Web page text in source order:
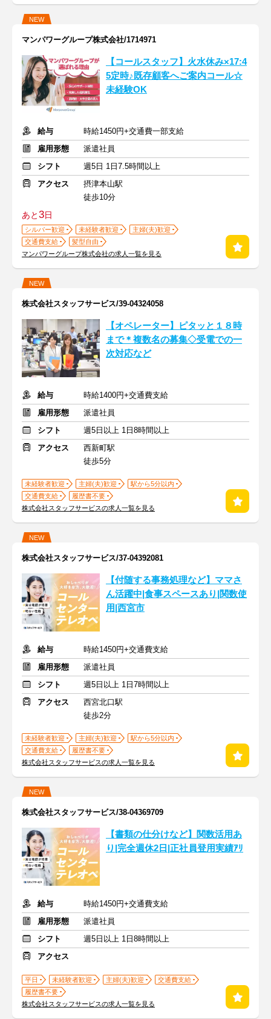
NEW
マンパワーグループ株式会社/1714971
【コールスタッフ】火水休み×17:4
5定時♪既存顧客へご案内コール☆
未経験OK
給与
時給1450円+交通費一部支給
雇用形態
派遣社員
シフト
週5日 1日7.5時間以上
アクセス
摂津本山駅
徒歩10分
あと3日
シルバー歓迎 未経験者歓迎
主婦(夫)歓迎
交通費支給
髪型自由
マンパワーグループ株式会社の求人一覧を見る
NEW
株式会社スタッフサービス/39-04324058
【オペレーター】ピタッと１８時
まで＊複数名の募集◇受電での一
次対応など
給与
時給1400円+交通費支給
雇用形態
派遣社員
シフト
週5日以上 1日8時間以上
アクセス
西新町駅
徒歩5分
未経験者歓迎 主婦(夫)歓迎
駅から5分以内
交通費支給
履歴書不要
株式会社スタッフサービスの求人一覧を見る
NEW
株式会社スタッフサービス/37-04392081
【付随する事務処理など】ママさ
ん活躍中|食事スペースあり|関数使
用|西宮市
給与
時給1450円+交通費支給
雇用形態
派遣社員
シフト
週5日以上 1日7時間以上
アクセス
西宮北口駅
徒歩2分
未経験者歓迎 主婦(夫)歓迎
駅から5分以内
交通費支給
履歴書不要
株式会社スタッフサービスの求人一覧を見る
NEW
株式会社スタッフサービス/38-04369709
【書類の仕分けなど】関数活用あ
り|完全週休2日|正社員登用実績ｱﾘ
給与
時給1450円+交通費支給
雇用形態
派遣社員
シフト
週5日以上 1日8時間以上
アクセス
平日 未経験者歓迎 主婦(夫)歓迎
交通費支給
履歴書不要
株式会社スタッフサービスの求人一覧を見る